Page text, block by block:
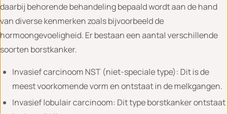
daarbij behorende behandeling bepaald wordt aan de hand
van diverse kenmerken zoals bijvoorbeeld de
hormoongevoeligheid. Er bestaan een aantal verschillende
soorten borstkanker.
Invasief carcinoom NST (niet-speciale type): Dit is de
meest voorkomende vorm en ontstaat in de melkgangen.
Invasief lobulair carcinoom: Dit type borstkanker ontstaat